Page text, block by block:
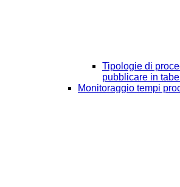
Tipologie di
pubblicare in
Monitoraggio tempi